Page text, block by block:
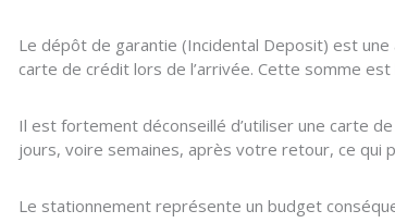
Le dépôt de garantie (Incidental Deposit) est
carte de crédit lors de l’arrivée. Cette somme
Il est fortement déconseillé d’utiliser une carte
jours, voire semaines, après votre retour, ce qui
Le stationnement représente un budget